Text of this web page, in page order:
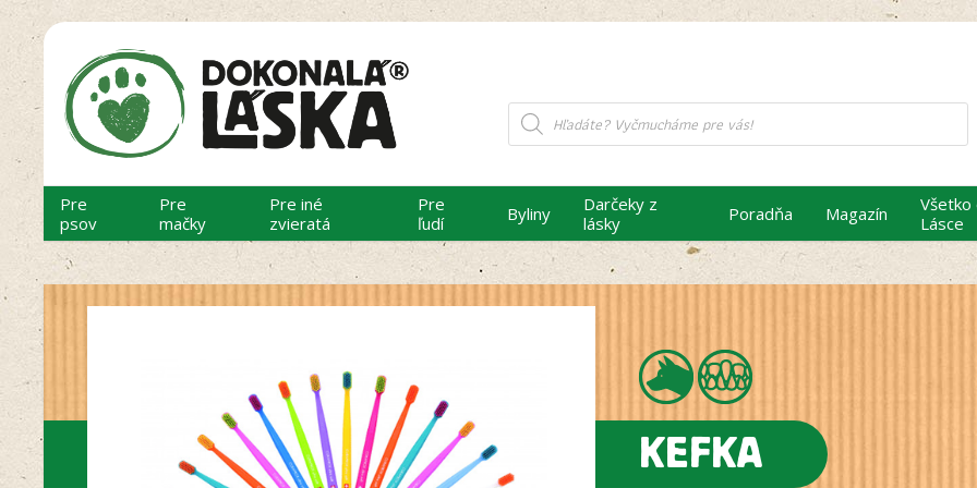
Products
search
Pre
psov
Pre
mačky
Pre iné
zvieratá
Pre
ľudí
Byliny
Darčeky z
lásky
Poradňa Magazín
Všetko
Lásce
KEFKA